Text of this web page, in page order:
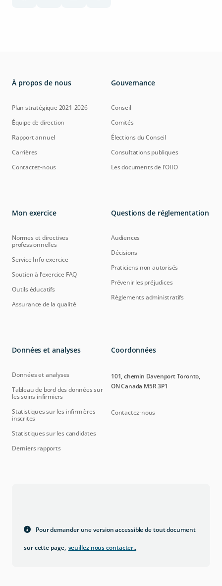
À propos de nous
Plan stratégique 2021-2026
Équipe de direction
Rapport annuel
Carrières
Contactez-nous
Gouvernance
Conseil
Comités
Élections du Conseil
Consultations publiques
Les documents de l'OIIO
Mon exercice
Normes et directives
professionnelles
Service Info-exercice
Soutien à l’exercice FAQ
Outils éducatifs
Assurance de la qualité
Questions de réglementation
Audiences
Décisions
Praticiens non autorisés
Prévenir les préjudices
Règlements administratifs
Données et analyses
Données et analyses
Tableau de bord des données sur
les soins infirmiers
Statistiques sur les infirmières
inscrites
Statistiques sur les candidates
Derniers rapports
Coordonnées
101, chemin Davenport Toronto,
ON Canada M5R 3P1
Contactez-nous
Pour demander une version accessible de tout document
sur cette page, veuillez nous contacter..